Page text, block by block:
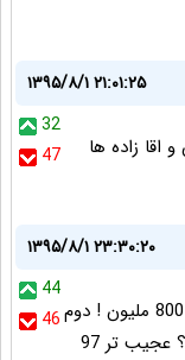
۱۳۹۵/۸/۱ ۲۱:۰۱:۲۵
32
47
اقا زاده ها
۱۳۹۵/۸/۱ ۲۳:۳۰:۲۰
44
46امار و ارقامش عجیب است . اول قیمت 800 ملیون ! دوم
اتوبوس اکاردئونی است 23 نفر ایستاده ؟ عجیب تر 97